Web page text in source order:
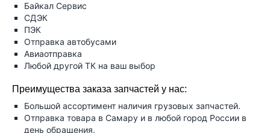
Байкал Сервис
СДЭК
ПЭК
Отправка автобусами
Авиаотправка
Любой другой ТК на ваш выбор
Преимущества заказа запчастей у нас:
Большой ассортимент наличия грузовых запчастей.
Отправка товара в Самару и в любой город России в
день обращения.